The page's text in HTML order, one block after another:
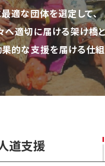
適な団体を選定して、
適切に届ける架け橋と
的な支援を届ける仕
道支援